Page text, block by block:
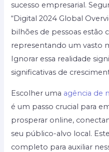
sucesso empresarial.
“Digital 2024 Global
bilhões de pessoas estão
representando um vasto
Ignorar essa realidade
significativas de
Escolher uma agência de
é um passo crucial para
prosperar online,
seu público-alvo local.
completo para auxiliar